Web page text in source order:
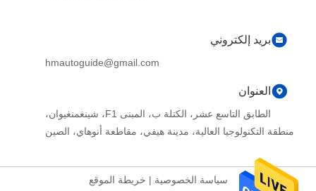
بريد إلكتروني
hmautoguide@gmail.com
العنوان
الطابق التاسع عشر، الكتلة ب، المبنى F1، شينغمنغيوان،
منطقة التكنولوجيا العالية، مدينة هيفي، مقاطعة أنوهاي، الصين
سياسة الخصوصية | خريطة الموقع